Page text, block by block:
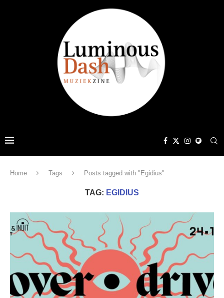
Home Tags Posts tagged with "Egidius"
TAG: EGIDIUS